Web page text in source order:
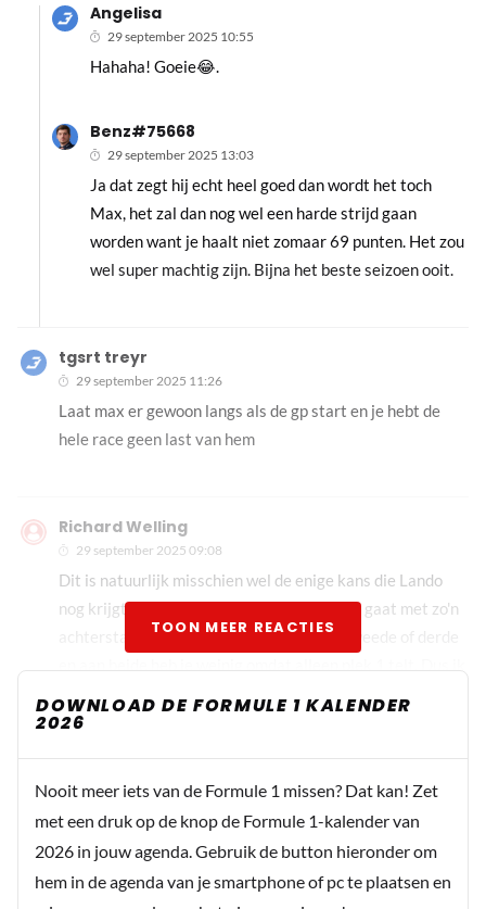
Richard Welling
29 september 2025 09:08
Dit is natuurlijk misschien wel de enige kans die Lando
nog krijgt. Die zou heel zijn als hij niet all in gaat met zo'n
achterstand. Als hij niet waagt wordt hij tweede of derde
er af gaan.
29 september 2025 09:30
Met het lezen van de titel, dacht ik, die gaat een aanslag
plegen.
Angelisa
29 september 2025 10:55
Hahaha! Goeie😂.
Benz#75668
29 september 2025 13:03
Ja dat zegt hij echt heel goed dan wordt het toch
Max, het zal dan nog wel een harde strijd gaan
worden want je haalt niet zomaar 69 punten. Het zou
wel super machtig zijn. Bijna het beste seizoen ooit.
tgsrt treyr
29 september 2025 11:26
Laat max er gewoon langs als de gp start en je hebt de
hele race geen last van hem
TOON MEER REACTIES
DOWNLOAD DE FORMULE 1 KALENDER
2026
Nooit meer iets van de Formule 1 missen? Dat kan! Zet
met een druk op de knop de Formule 1-kalender van
2026 in jouw agenda. Gebruik de button hieronder om
hem in de agenda van je smartphone of pc te plaatsen en